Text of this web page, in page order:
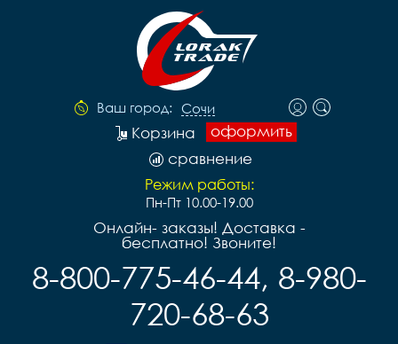
Ваш город: Сочи
оформить
Корзина
сравнение
Режим работы:
Пн-Пт 10.00-19.00
Онлайн- заказы! Доставка -
бесплатно! Звоните!
8-800-775-46-44, 8-980-
720-68-63